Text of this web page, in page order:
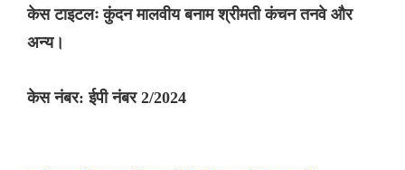
केस टाइटलः कुंदन मालवीय बनाम श्रीमती कंचन तनवे और
अन्य।
केस नंबर: ईपी नंबर 2/2024